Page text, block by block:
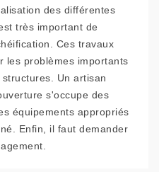
des différentes
très important de
Ces travaux
les problèmes importants
Un artisan
s'occupe des
équipements appropriés
Enfin, il faut demander